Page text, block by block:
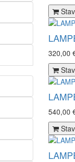
320,00
540,00